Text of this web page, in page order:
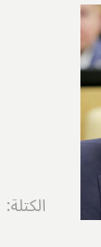
الكتلة: